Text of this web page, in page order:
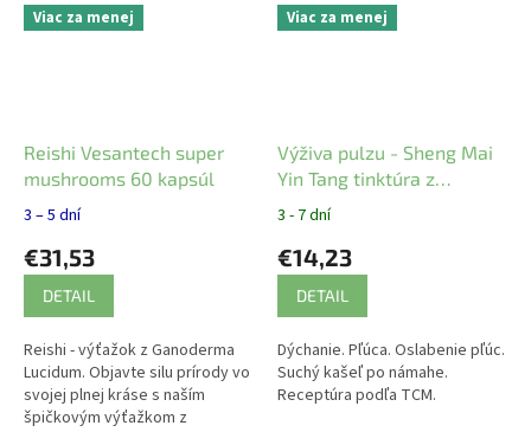
Viac za menej
Reishi Vesantech super
mushrooms 60 kapsúl
3 – 5 dní
€31,53
DETAIL
Reishi - výťažok z Ganoderma
Lucidum. Objavte silu prírody vo
svojej plnej kráse s naším
špičkovým výťažkom z
Viac za menej
Výživa pulzu - Sheng Mai
Yin Tang tinktúra z
čínskych bylín YaoMedica
3 - 7 dní
€14,23
DETAIL
Dýchanie. Pľúca. Oslabenie pľúc.
Suchý kašeľ po námahe.
Receptúra podľa TCM.